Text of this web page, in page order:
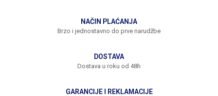
NAČIN PLAĆANJA
Brzo i jednostavno do prve narudžbe
DOSTAVA
Dostava u roku od 48h
GARANCIJE I REKLAMACIJE